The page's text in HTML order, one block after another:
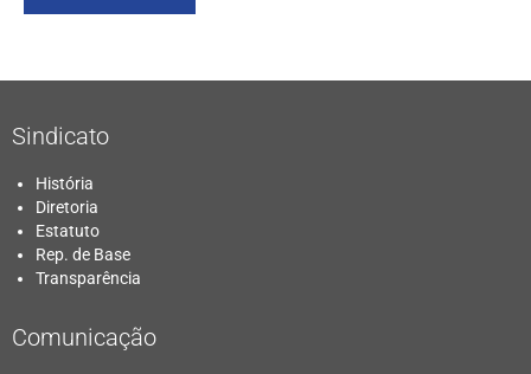
Sindicato
História
Diretoria
Estatuto
Rep. de Base
Transparência
Comunicação